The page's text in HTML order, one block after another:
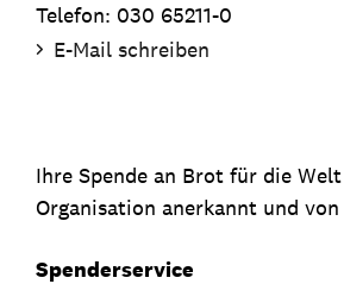
Telefon: 030 65211-0
E-Mail schreiben
Ihre Spende an Brot für die
Organisation anerkannt und
Spenderservice